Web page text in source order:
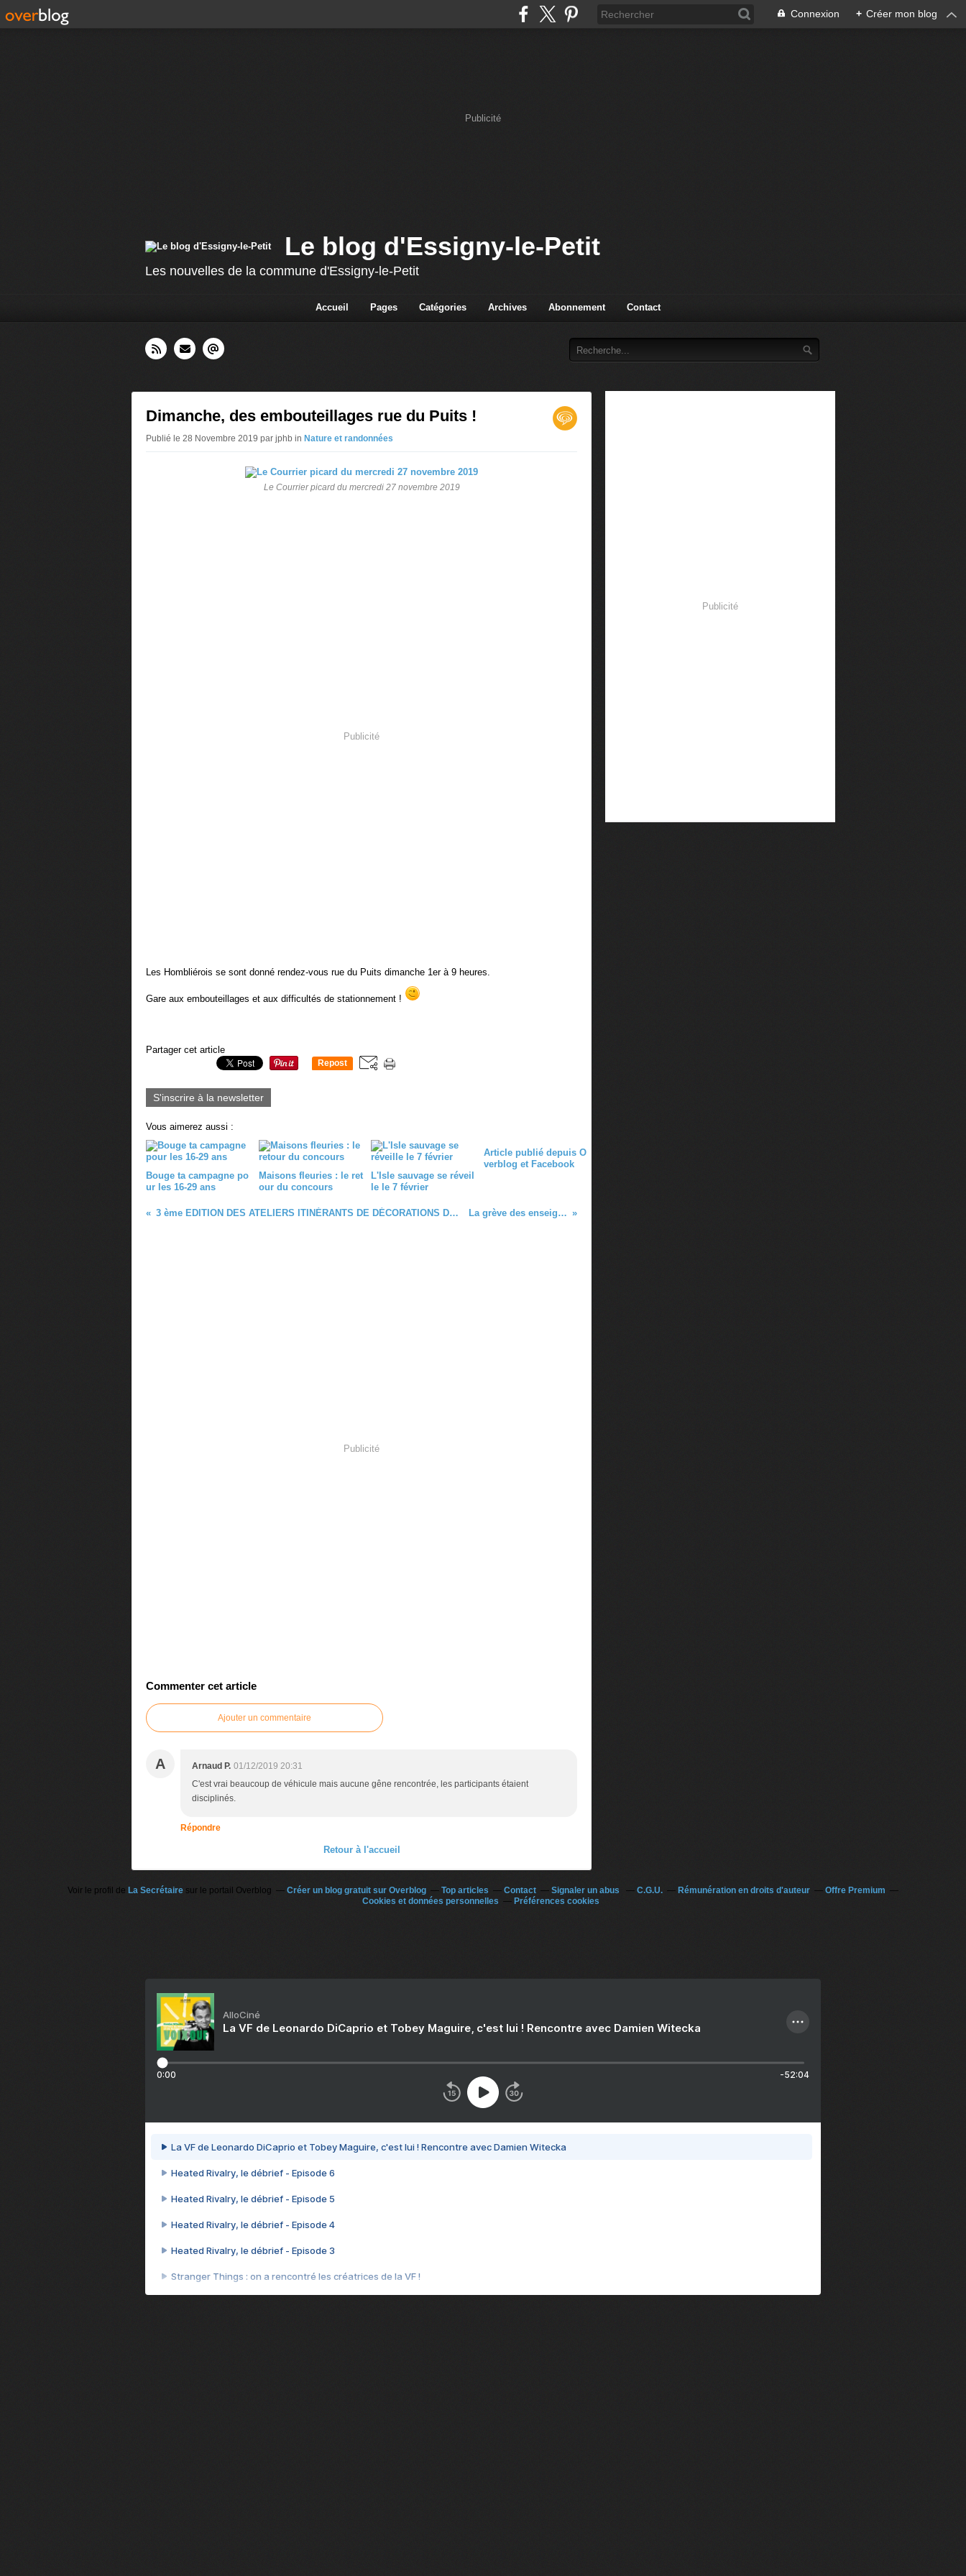
Connexion + Créer mon blog
Publicité
Le blog d'Essigny-le-Petit
Les nouvelles de la commune d'Essigny-le-Petit
Accueil Pages Catégories Archives Abonnement Contact
Dimanche, des embouteillages rue du Puits !
Publié le 28 Novembre 2019 par jphb in Nature et randonnées
Le Courrier picard du mercredi 27 novembre 2019
Publicité
Les Hombliérois se sont donné rendez-vous rue du Puits dimanche 1er à 9 heures.
Gare aux embouteillages et aux difficultés de stationnement !
Partager cet article
Repost
S'inscrire à la newsletter
Vous aimerez aussi :
Bouge ta campagne po
ur les 16-29 ans
Maisons fleuries : le ret
our du concours
L'Isle sauvage se réveil
le le 7 février
Article publié depuis O
verblog et Facebook
3 ème EDITION DES ATELIERS ITINÉRANTS DE DÉCORATIONS DE NOEL DANS LES COMMUNES RURALES La grève des enseignants du jeudi 5
Publicité
Commenter cet article
Ajouter un commentaire
A Arnaud P. 01/12/2019 20:31
C'est vrai beaucoup de véhicule mais aucune gêne rencontrée, les participants étaient
disciplinés.
Répondre
Retour à l'accueil
Publicité
Voir le profil de La Secrétaire sur le portail Overblog Créer un blog gratuit sur Overblog Top articles Contact Signaler un abus C.G.U. Rémunération en droits d'auteur
Offre Premium
Cookies et données personnelles
Préférences cookies
AlloCiné
La VF de Leonardo DiCaprio et Tobey Maguire, c'est lui ! Rencontre avec Damien Witecka
0:00 -52:04
La VF de Leonardo DiCaprio et Tobey Maguire, c'est lui ! Rencontre avec Damien Witecka
Heated Rivalry, le débrief - Episode 6
Heated Rivalry, le débrief - Episode 5
Heated Rivalry, le débrief - Episode 4
Heated Rivalry, le débrief - Episode 3
Stranger Things : on a rencontré les créatrices de la VF !